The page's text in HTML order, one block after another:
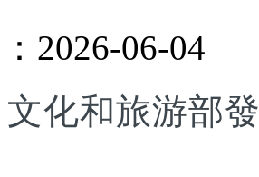
2026-06-04
化和旅游部